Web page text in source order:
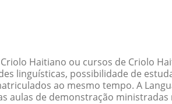
Haitiano ou cursos de Criolo
linguísticas, possibilidade de
ao mesmo tempo. A
aulas de demonstração ministradas